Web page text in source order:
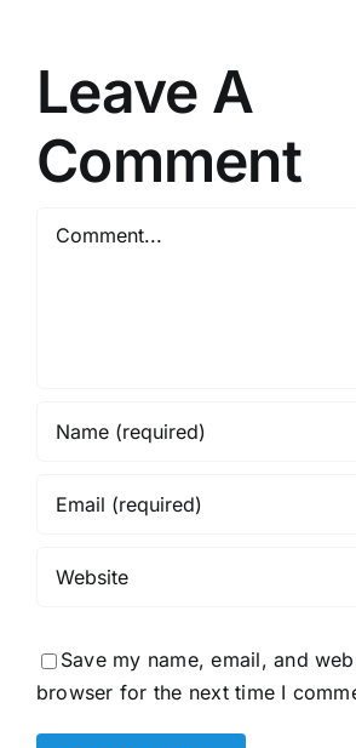
Leave A
Comment
Comment
Save my name, email, and
browser for the next time I